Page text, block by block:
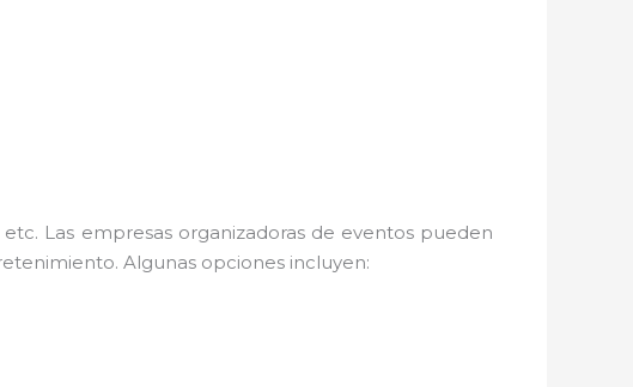
Las empresas organizadoras de eventos pueden
Algunas opciones incluyen: